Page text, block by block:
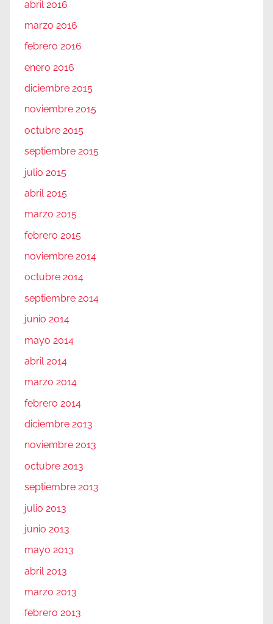
abril 2016
marzo 2016
febrero 2016
enero 2016
diciembre 2015
noviembre 2015
octubre 2015
septiembre 2015
julio 2015
abril 2015
marzo 2015
febrero 2015
noviembre 2014
octubre 2014
septiembre 2014
junio 2014
mayo 2014
abril 2014
marzo 2014
febrero 2014
diciembre 2013
noviembre 2013
octubre 2013
septiembre 2013
julio 2013
junio 2013
mayo 2013
abril 2013
marzo 2013
febrero 2013